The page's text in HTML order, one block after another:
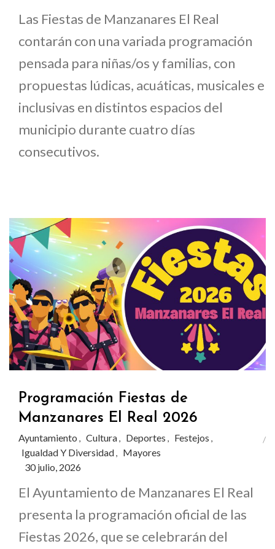
Las Fiestas de Manzanares El Real
contarán con una variada programación
pensada para niñas/os y familias, con
propuestas lúdicas, acuáticas, musicales e
inclusivas en distintos espacios del
municipio durante cuatro días
consecutivos.
Programación Fiestas de
Manzanares El Real 2026
Ayuntamiento , Cultura, Deportes , Festejos ,
Igualdad Y Diversidad, Mayores
30 julio, 2026
El Ayuntamiento de Manzanares El Real
presenta la programación oficial de las
Fiestas 2026, que se celebrarán del